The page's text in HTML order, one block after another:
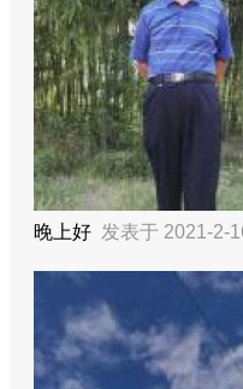
晚上好 发表于 2021-2-